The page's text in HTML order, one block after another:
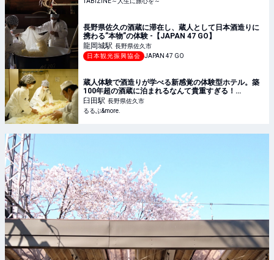
長野県佐久の酒蔵に滞在し、蔵人として日本酒造りに
携わる”本物”の体験 -【JAPAN 47 GO】
龍岡城駅 長野県佐久市
日本観光振興協会
JAPAN 47 GO
蔵人体験で酒造りが学べる新感覚の体験型ホテル。築
100年超の酒蔵に泊まれるなんて貴重すぎる！
【KURABITO STAY（長野県 佐久市）】
臼田駅 長野県佐久市
るるぶ&more.